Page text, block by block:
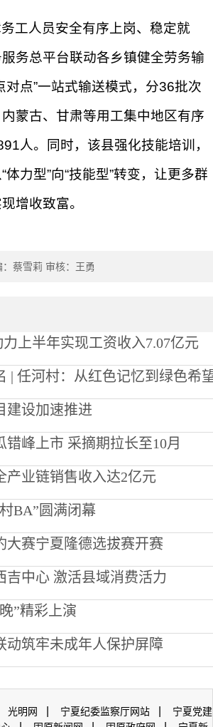
工人员安全有序上岗、稳定就
务总平台联动各乡镇健全劳务输
对点”一站式输送模式，分36批次
蒙古、甘肃等用工集中地区有序
人。同时，该县强化技能培训，
体力型”向“技能型”转变，让更多群
增收致富。
蔡雪莉 审核：王勇
力上半年实现工资收入7.07亿元
| 任河村：从红色记忆到绿色希
建设加速推进
错峰上市 采摘期拉长至10月
产业链销售收入达2亿元
BA”圆满闭幕
大赛宁夏隆德选拔赛开赛
吉中心 激活县域消费活力
”精彩上演
动筑牢未成年人保护屏障
光明网 宁夏纪委监察厅网站
宁夏党建